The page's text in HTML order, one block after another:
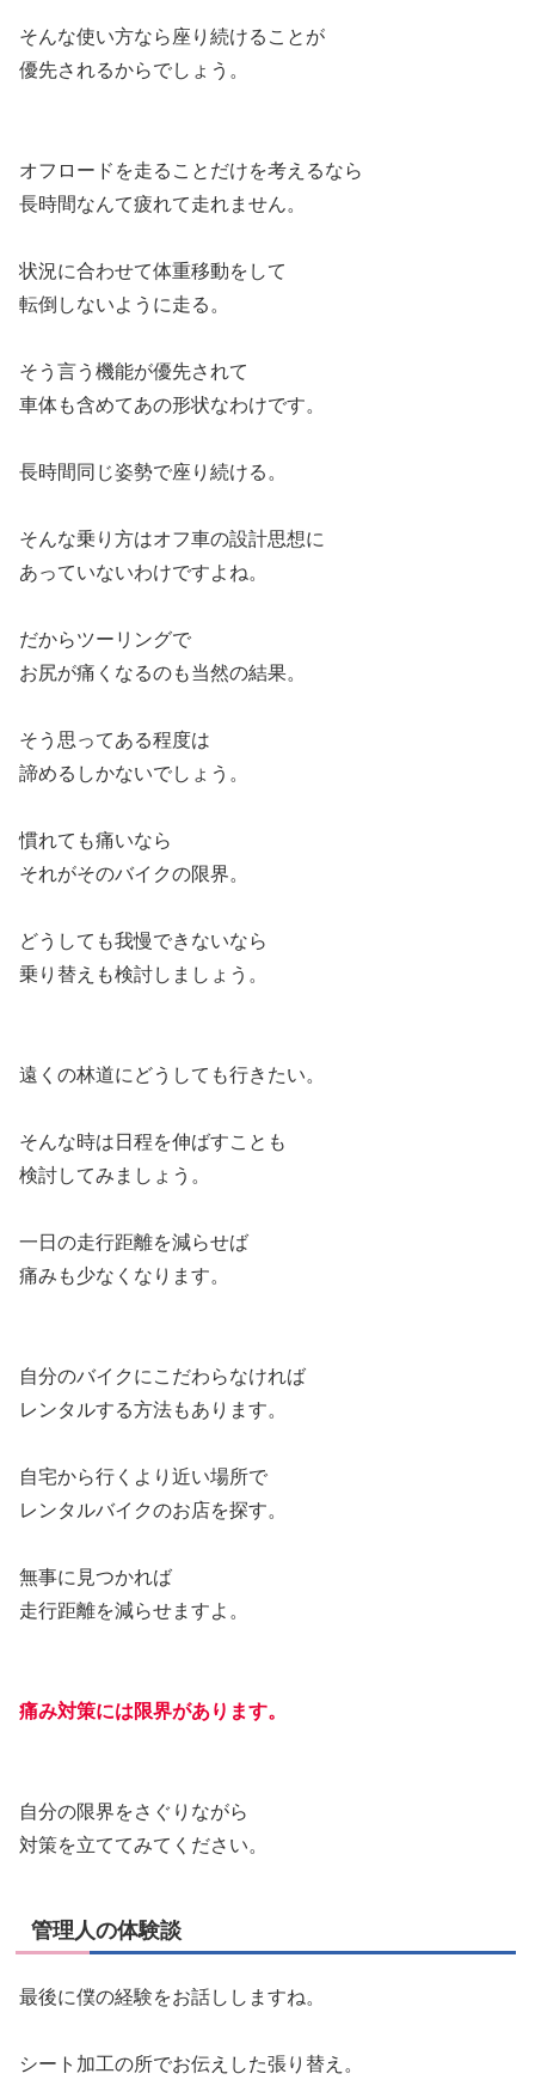
そんな使い方なら座り続けることが
優先されるからでしょう。
オフロードを走ることだけを考えるなら
長時間なんて疲れて走れません。
状況に合わせて体重移動をして
転倒しないように走る。
そう言う機能が優先されて
車体も含めてあの形状なわけです。
長時間同じ姿勢で座り続ける。
そんな乗り方はオフ車の設計思想に
あっていないわけですよね。
だからツーリングで
お尻が痛くなるのも当然の結果。
そう思ってある程度は
諦めるしかないでしょう。
慣れても痛いなら
それがそのバイクの限界。
どうしても我慢できないなら
乗り替えも検討しましょう。
遠くの林道にどうしても行きたい。
そんな時は日程を伸ばすことも
検討してみましょう。
一日の走行距離を減らせば
痛みも少なくなります。
自分のバイクにこだわらなければ
レンタルする方法もあります。
自宅から行くより近い場所で
レンタルバイクのお店を探す。
無事に見つかれば
走行距離を減らせますよ。
痛み対策には限界があります。
自分の限界をさぐりながら
対策を立ててみてください。
管理人の体験談
最後に僕の経験をお話ししますね。
シート加工の所でお伝えした張り替え。